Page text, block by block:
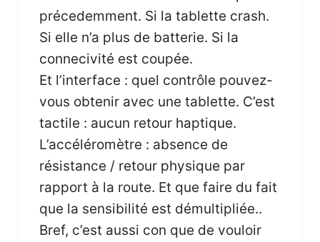
précedemment. Si la tablette crash.
Si elle n’a plus de batterie. Si la
connecivité est coupée.
Et l’interface : quel contrôle pouvez-
vous obtenir avec une tablette. C’est
tactile : aucun retour haptique.
L’accéléromètre : absence de
résistance / retour physique par
rapport à la route. Et que faire du fait
que la sensibilité est démultipliée..
Bref, c’est aussi con que de vouloir